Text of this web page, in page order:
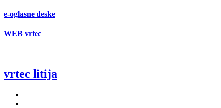
e-oglasne deske
WEB vrtec
vrtec litija